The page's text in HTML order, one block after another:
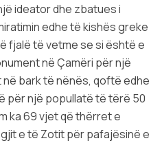
ideator dhe zbatues i
edhe të kishës greke
fjalë të vetme se si është e
në Çamëri për një
bark të nënës, qoftë edhe
për një popullatë të tërë 50
ka 69 vjet që thërret e
e të Zotit për pafajësinë e